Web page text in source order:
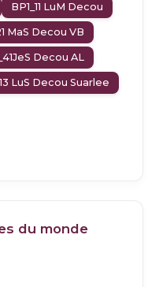
BP1_11 LuM Decou
MaS Decou VB
Decou AL
LuS Decou Suarlee
du monde